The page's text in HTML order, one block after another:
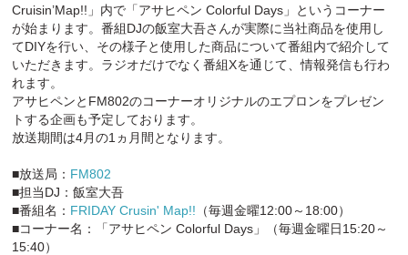
Cruisin’Map!!」内で「アサヒペン Colorful Days」というコーナー
が始まります。番組DJの飯室大吾さんが実際に当社商品を使用し
てDIYを行い、その様子と使用した商品について番組内で紹介して
いただきます。ラジオだけでなく番組Xを通じて、情報発信も行わ
れます。
アサヒペンとFM802のコーナーオリジナルのエプロンをプレゼン
トする企画も予定しております。
放送期間は4月の1ヵ月間となります。
■放送局： FM802
■担当DJ：飯室大吾
■番組名： FRIDAY Crusin' Map!! （毎週金曜12:00～18:00）
■コーナー名：「アサヒペン Colorful Days」（毎週金曜日15:20～
15:40）